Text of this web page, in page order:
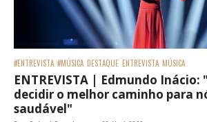
#ENTREVISTA #MÚSICA DESTAQUE ENTREVISTA MÚSICA
ENTREVISTA | Edmundo Inácio:
decidir o melhor caminho para
saudável"